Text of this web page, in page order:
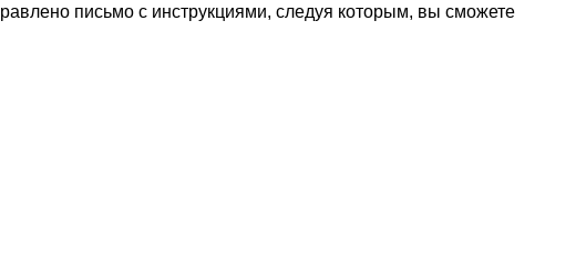
письмо с инструкциями, следуя которым, вы сможете